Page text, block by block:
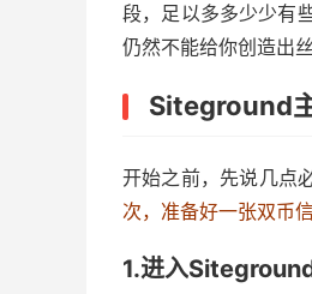
段，足以多多少少有
仍然不能给你创造出
Siteground
开始之前，先说几点
次，准备好一张双币
1.进入